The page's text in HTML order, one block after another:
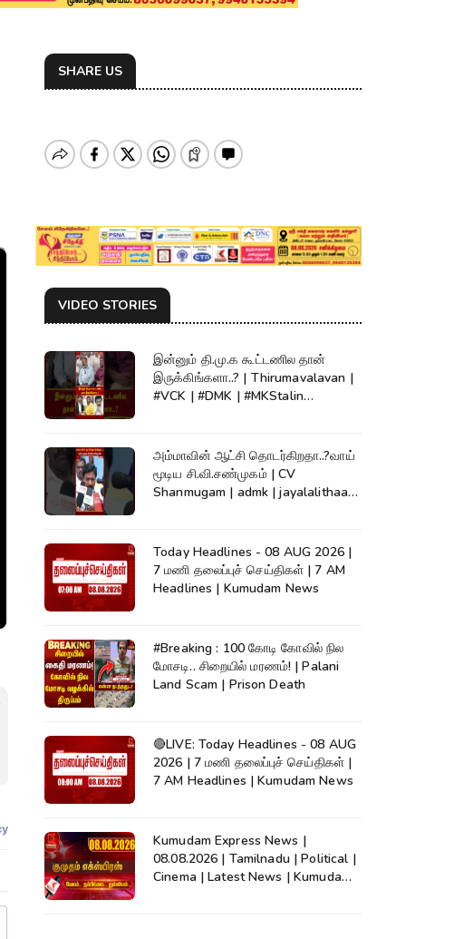
SHARE US
VIDEO STORIES
இன்னும் தி.மு.க கூட்டணில தான்
இருக்கிங்களா..? | Thirumavalavan |
#VCK | #DMK | #MKStalin
அம்மாவின் ஆட்சி தொடர்கிறதா..?வாய்
மூடிய சி.வி.சண்முகம் | CV
Shanmugam | admk | jayalalithaa |
Today Headlines - 08 AUG 2026 |
7 மணி தலைப்புச் செய்திகள் | 7 AM
Headlines | Kumudam News
#Breaking : 100 கோடி கோவில் நில
மோசடி.. சிறையில் மரணம்! | Palani
Land Scam | Prison Death
🔴LIVE: Today Headlines - 08 AUG
2026 | 7 மணி தலைப்புச் செய்திகள் |
7 AM Headlines | Kumudam News
Kumudam Express News |
08.08.2026 | Tamilnadu | Political |
Cinema | Latest News | Kumudam